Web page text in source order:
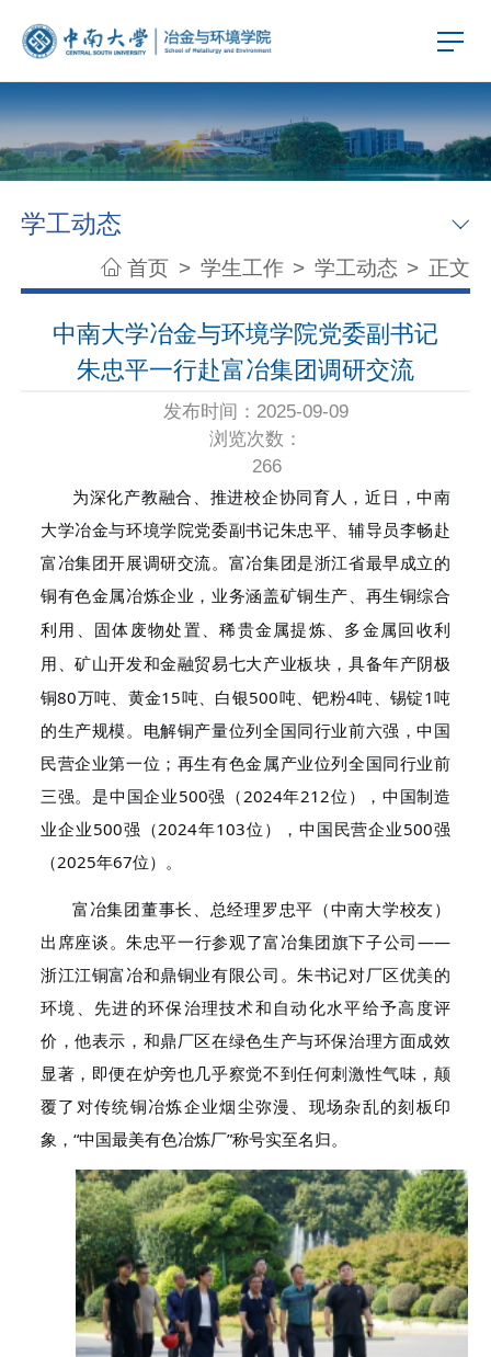
学工动态
首页 > 学生工作 > 学工动态 > 正文
中南大学冶金与环境学院党委副书记
朱忠平一行赴富冶集团调研交流
发布时间：2025-09-09
浏览次数：
266
为深化产教融合、推进校企协同育人，近日，中南
大学冶金与环境学院党委副书记朱忠平、辅导员李畅赴
富冶集团开展调研交流。 富冶集团是浙江省最早成立的
铜有色金属冶炼企业，业务涵盖矿铜生产、
再生铜综合
利用、固体废物处置、稀贵金属提炼、多金属 回收利
用
、矿山开发和金融贸易七大产业板块 ，具备年产阴极
铜80万吨、黄金15吨、白银500吨、钯粉4吨、锡锭1吨
的生产规模 。 电解铜产量位列全国同行业前六强 ，中国
民营企业第一位；再生有色金属产业位列全国同行业前
三强。是中国企业500强 （ 2024年212位 ）， 中国制造
业企业500强 （2024年103位 ） ，中国民营企业500强
（2025年67位） 。
富冶集团董事长、总经理罗忠平 （中南大学校友）
出席座谈 。朱忠平一行参观了富冶集团旗下子公司——
浙江江铜富冶和鼎铜业有限公司 。朱书记对厂区优美的
环境、先进的环保治理技术和自动化水平给予高度评
价，他表示，和鼎厂区在绿色生产与环保治理方面成效
显著，即便在炉旁也几乎察觉不到任何刺激性气味， 颠
覆了 对传统铜冶炼企业烟尘弥漫、现场杂乱的刻板印
象，“中国最美有色冶炼厂”称号实至名归。